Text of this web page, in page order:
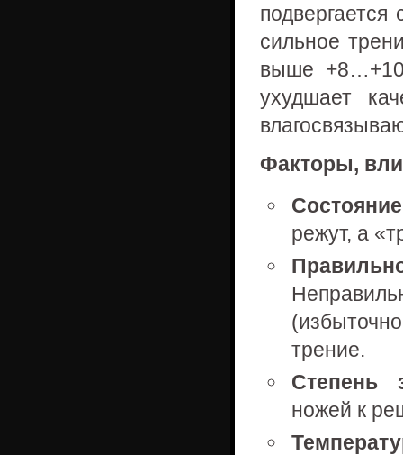
сильное
выше
ухудшает
Факторы,
режут, а
трение.
Степень
ножей к